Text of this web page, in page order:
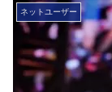
ネットユーザー